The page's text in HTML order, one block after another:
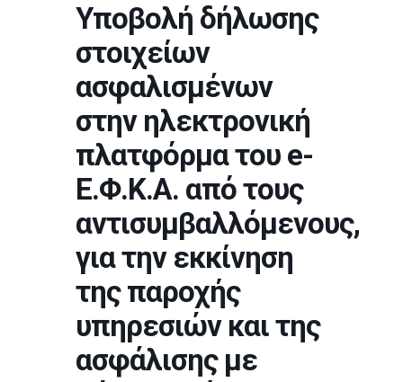
Υποβολή δήλωσης
στοιχείων
ασφαλισμένων
στην ηλεκτρονική
πλατφόρμα του e-
Ε.Φ.Κ.Α. από τους
αντισυμβαλλόμενους,
για την εκκίνηση
της παροχής
υπηρεσιών και της
ασφάλισης με